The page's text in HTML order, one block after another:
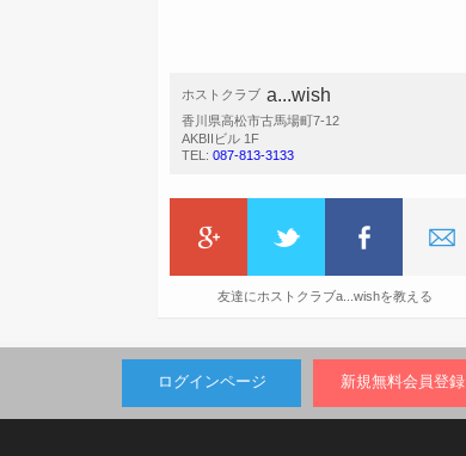
ホストクラブ a...wish
香川県高松市古馬場町7-12
AKBIIビル 1F
TEL: 087-813-3133
友達にホストクラブa...wishを教える
ログインページ 新規無料会員登録